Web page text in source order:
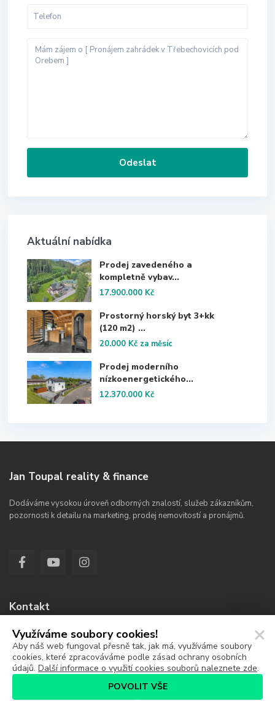
Aktuální nabídka
Prodej zavedeného a
kompletně vybav...
17.900.000 Kč
Prostorný horský byt 3+kk
(120 m2) ...
20.000 Kč za měsíc
Prodej moderního
nízkoenergetického...
12.370.000 Kč
Jan Toupal reality & finance
Dodáváme vysokou úroveň odborných znalostí, služeb zákazníkům,
pozornosti k detailu na marketing, prodej nemovitostí a pronájmů.
Kontakt
Jana Koziny 336/4a, Hradec Králové 50003
774 224 479
jan@jantoupal.cz
Využíváme soubory cookies!
Aby náš web fungoval přesně tak, jak má, využíváme soubory
cookies, které zpracováváme podle zásad ochrany osobních
údajů. Další informace o využití cookies souborů naleznete zde.
POVOLIT VŠE